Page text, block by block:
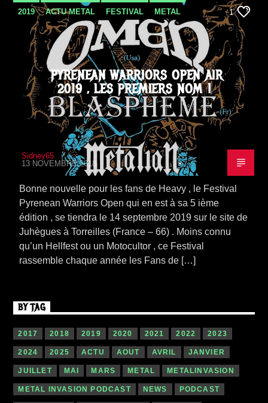
2019 ACTU METAL FESTIVAL METAL
NEWS
1
PYRENEAN WARRIORS OPEN AIR
2019 , LES PREMIERS NOM !
Sidney65
13 NOVEMBRE 2018
Bonne nouvelle pour les fans de Heavy , le Festival
Pyrenean Warriors Open qui en est à sa 5 ième
édition , se tiendra le 14 septembre 2019 sur le site de
Juhègues à Torreilles (France – 66) . Moins connu
qu’un Hellfest ou un Motocultor , ce Festival
rassemble chaque année les Fans de […]
BY TAG
2017 2018 2019 2020 2021 2022 2023
2024 2025 ACTU AOUT AVRIL JANVIER
JUILLET MAI MARS METAL METALINVASION
METAL INVASION PODCAST NEWS PODCAST